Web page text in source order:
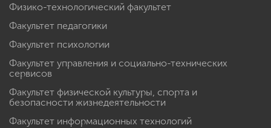
Физико-технологический факультет
Факультет педагогики
Факультет психологии
Факультет управления и социально-технических
сервисов
Факультет физической культуры, спорта и
безопасности жизнедеятельности
Факультет информационных технологий